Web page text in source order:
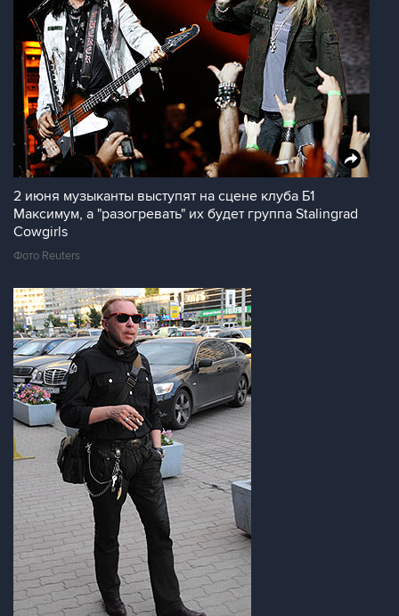
2 июня музыканты выступят на сцене клуба Б1
Максимум, а "разогревать" их будет группа Stalingrad
Cowgirls
Фото Reuters